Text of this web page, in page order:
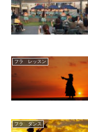
フラ レッスン
フラ ダンス